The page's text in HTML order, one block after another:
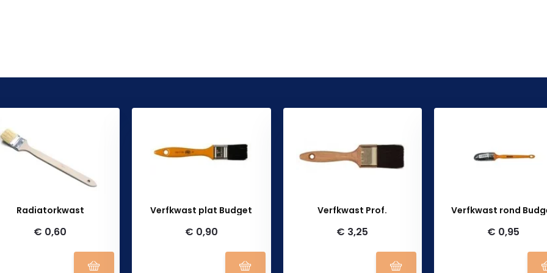
Radiatorkwast
€ 0,60
Verfkwast plat Budget
€ 0,90
Verfkwast Prof.
€ 3,25
Verfkwast rond
€ 0,95